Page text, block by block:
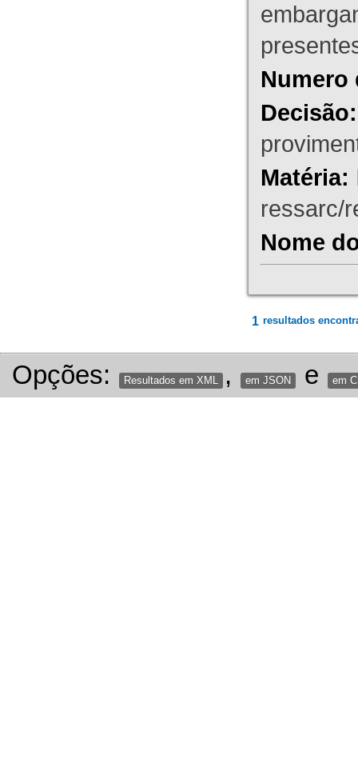
Numero
Decisão:
Matéria:
ressarc/
Nome
1 resultados
Opções: Resultados em XML , em JSON e em